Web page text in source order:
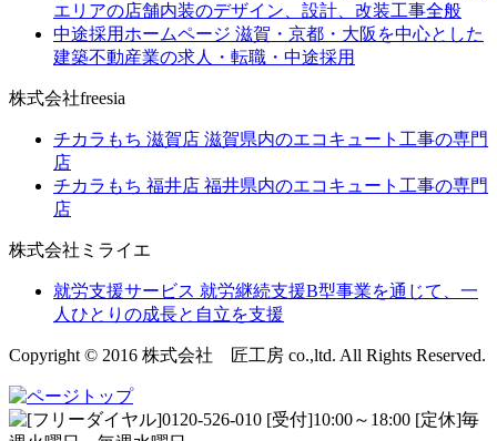
エリアの店舗内装のデザイン、設計、改装工事全般
中途採用ホームページ 滋賀・京都・大阪を中心とした
建築不動産業の求人・転職・中途採用
株式会社freesia
チカラもち 滋賀店 滋賀県内のエコキュート工事の専門
店
チカラもち 福井店 福井県内のエコキュート工事の専門
店
株式会社ミライエ
就労支援サービス 就労継続支援B型事業を通じて、一
人ひとりの成長と自立を支援
Copyright © 2016 株式会社 匠工房 co.,ltd. All Rights Reserved.